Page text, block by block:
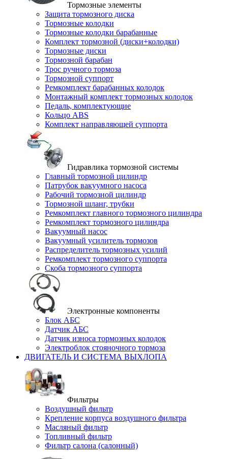
Тормозные элементы
Защита тормозного диска
Тормозные колодки
Тормозные колодки барабанные
Комплект тормозной (диски+колодки)
Тормозные диски
Тормозной барабан
Трос ручного тормоза
Тормозной суппорт
Ремкомплект барабанных колодок
Монтажный комплект тормозных колодок
Педаль, комплектующие
Кольцо ABS
Комплект направляющей суппорта
Гидравлика тормозной системы
Главный тормозной цилиндр
Патрубок вакуумного насоса
Рабочий тормозной цилиндр
Тормозной шланг, трубки
Ремкомплект главного тормозного цилиндра
Ремкомплект тормозного цилиндра
Вакуумный насос
Вакуумный усилитель тормозов
Распределитель тормозных усилий
Ремкомплект тормозного суппорта
Скоба тормозного суппорта
Электронные компоненты
Блок АБС
Датчик АБС
Датчик износа тормозных колодок
Электроблок стояночного тормоза
ДВИГАТЕЛЬ И СИСТЕМА ВЫХЛОПА
Фильтры
Воздушный фильтр
Крепление корпуса воздушного фильтра
Масляный фильтр
Топливный фильтр
Фильтр салона (салонный)